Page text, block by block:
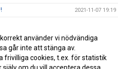
2021-11-07 19:19
- Northmill Bank 2021-06-06 16:38
lagen 2021-05-17 16:40
använder vi nödvändiga
går inte att stänga av.
frivilliga cookies, t.ex. för statistik